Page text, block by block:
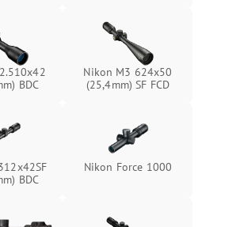
BDC
Nikon M3 624x50
(25,4mm) SF FCD
BDC
Nikon Force 1000